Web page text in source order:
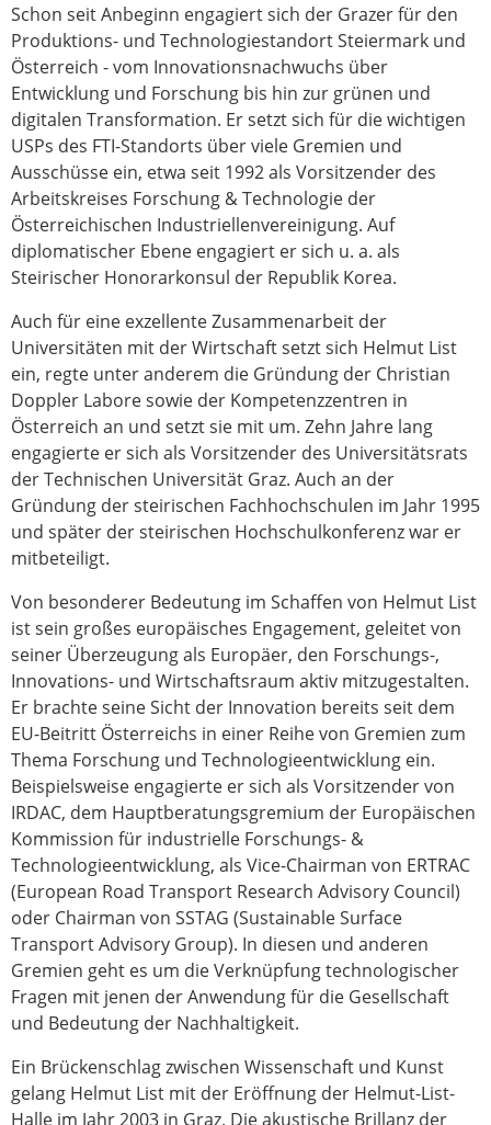
Schon seit Anbeginn engagiert sich der Grazer für den
Produktions- und Technologiestandort Steiermark und
Österreich - vom Innovationsnachwuchs über
Entwicklung und Forschung bis hin zur grünen und
digitalen Transformation. Er setzt sich für die wichtigen
USPs des FTI-Standorts über viele Gremien und
Ausschüsse ein, etwa seit 1992 als Vorsitzender des
Arbeitskreises Forschung & Technologie der
Österreichischen Industriellenvereinigung. Auf
diplomatischer Ebene engagiert er sich u. a. als
Steirischer Honorarkonsul der Republik Korea.
Auch für eine exzellente Zusammenarbeit der
Universitäten mit der Wirtschaft setzt sich Helmut List
ein, regte unter anderem die Gründung der Christian
Doppler Labore sowie der Kompetenzzentren in
Österreich an und setzt sie mit um. Zehn Jahre lang
engagierte er sich als Vorsitzender des Universitätsrats
der Technischen Universität Graz. Auch an der
Gründung der steirischen Fachhochschulen im Jahr 1995
und später der steirischen Hochschulkonferenz war er
mitbeteiligt.
Von besonderer Bedeutung im Schaffen von Helmut List
ist sein großes europäisches Engagement, geleitet von
seiner Überzeugung als Europäer, den Forschungs-,
Innovations- und Wirtschaftsraum aktiv mitzugestalten.
Er brachte seine Sicht der Innovation bereits seit dem
EU-Beitritt Österreichs in einer Reihe von Gremien zum
Thema Forschung und Technologieentwicklung ein.
Beispielsweise engagierte er sich als Vorsitzender von
IRDAC, dem Hauptberatungsgremium der Europäischen
Kommission für industrielle Forschungs- &
Technologieentwicklung, als Vice-Chairman von ERTRAC
(European Road Transport Research Advisory Council)
oder Chairman von SSTAG (Sustainable Surface
Transport Advisory Group). In diesen und anderen
Gremien geht es um die Verknüpfung technologischer
Fragen mit jenen der Anwendung für die Gesellschaft
und Bedeutung der Nachhaltigkeit.
Ein Brückenschlag zwischen Wissenschaft und Kunst
gelang Helmut List mit der Eröffnung der Helmut-List-
Halle im Jahr 2003 in Graz. Die akustische Brillanz der